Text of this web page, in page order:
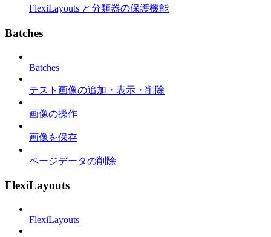
FlexiLayouts と分類器の保護機能
Batches
Batches
テスト画像の追加・表示・削除
画像の操作
画像を保存
ページデータの削除
FlexiLayouts
FlexiLayouts